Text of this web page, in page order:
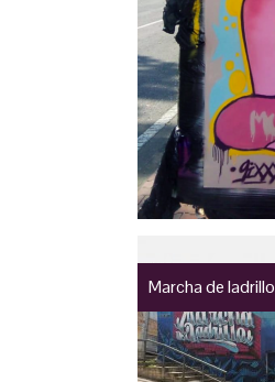
Marcha de ladrillo